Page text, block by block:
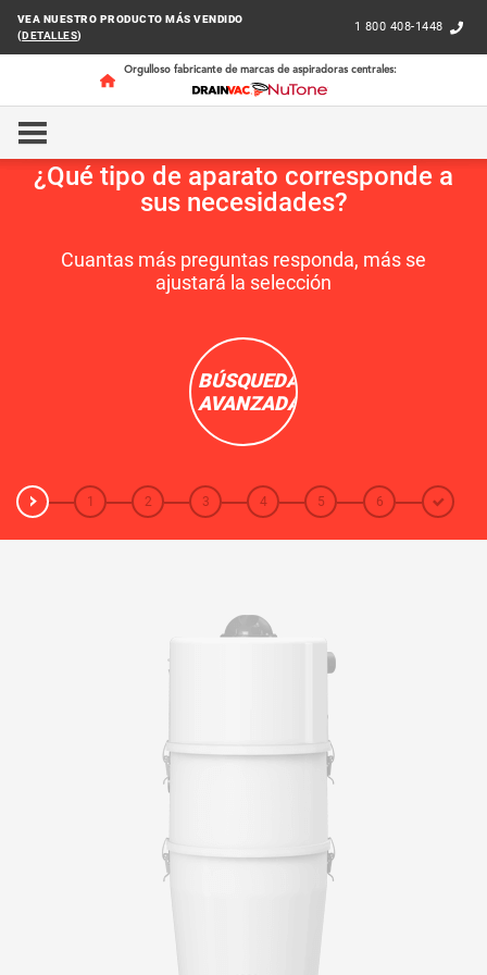
VEA NUESTRO PRODUCTO MÁS VENDIDO
(DETALLES)
1 800 408-1448
Orgulloso fabricante de marcas de aspiradoras centrales:
¿Qué tipo de aparato corresponde a
sus necesidades?
Cuantas más preguntas responda, más se
ajustará la selección
BÚSQUEDA
AVANZADA
1 2 3 4 5 6